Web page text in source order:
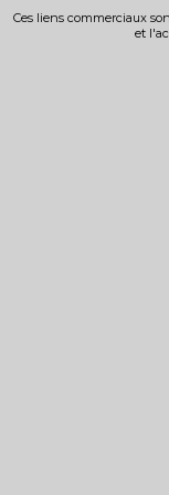
Ces liens commerciaux
et